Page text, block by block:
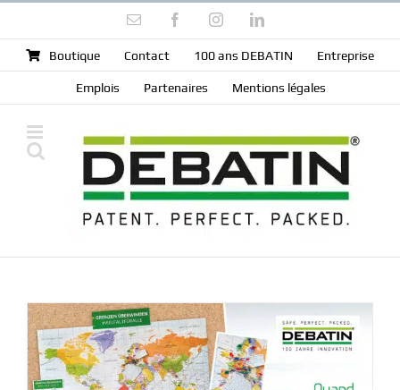
content
Email FacebookInstagramLinkedIn
Boutique Contact 100 ans DEBATIN Entreprise
Emplois Partenaires Mentions légales